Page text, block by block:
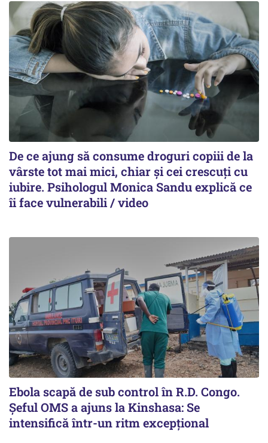
De ce ajung să consume droguri copiii de la
vârste tot mai mici, chiar și cei crescuți cu
iubire. Psihologul Monica Sandu explică ce
îi face vulnerabili / video
Ebola scapă de sub control în R.D. Congo.
Șeful OMS a ajuns la Kinshasa: Se
intensifică într-un ritm excepţional